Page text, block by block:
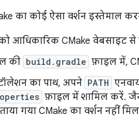
का कोई ऐसा वर्शन इस्तेमाल
आधिकारिक CMake वेबसाइट से
की build.gradle फ़ाइल में,
का पाथ, अपने PATH
फ़ाइल में शामिल करें.
गया CMake का वर्शन नहीं